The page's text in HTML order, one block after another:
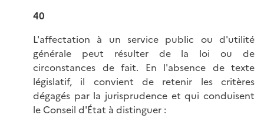
40
L'affectation à un service public ou d'utilité
générale peut résulter de la loi ou de
circonstances de fait. En l'absence de texte
législatif, il convient de retenir les critères
dégagés par la jurisprudence et qui conduisent
le Conseil d'État à distinguer :